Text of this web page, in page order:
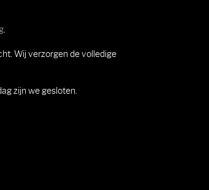
.
Wij verzorgen de volledige
zijn we gesloten.